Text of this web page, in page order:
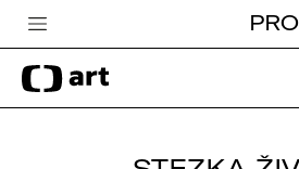
Česká televize
Zpravodajství